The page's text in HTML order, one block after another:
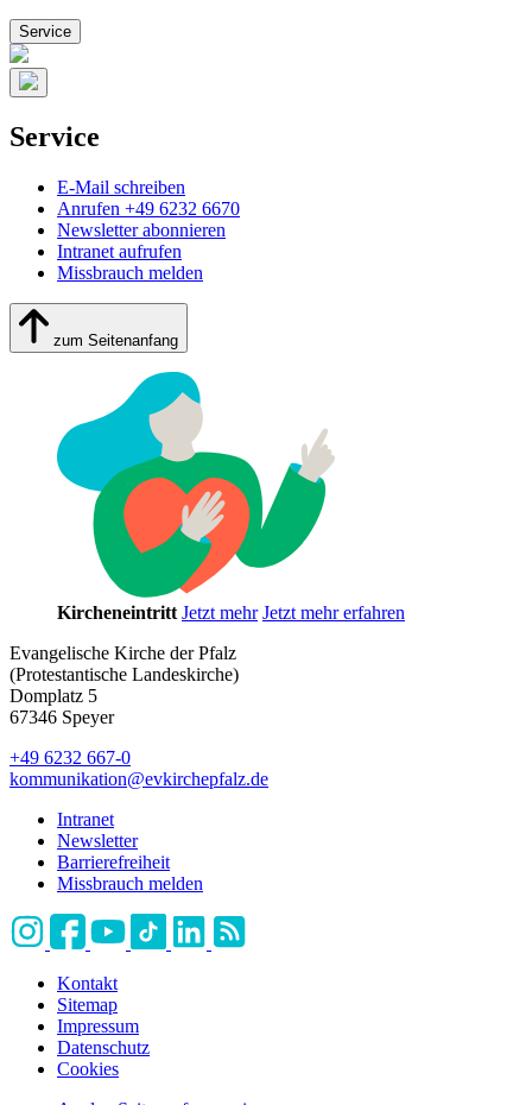
Service
Service
E-Mail schreiben
Anrufen +49 6232 6670
Newsletter abonnieren
Intranet aufrufen
Missbrauch melden
zum Seitenanfang
Kircheneintritt Jetzt mehr Jetzt mehr erfahren
Evangelische Kirche der Pfalz
(Protestantische Landeskirche)
Domplatz 5
67346 Speyer
+49 6232 667-0
kommunikation@evkirchepfalz.de
Intranet
Newsletter
Barrierefreiheit
Missbrauch melden
Kontakt
Sitemap
Impressum
Datenschutz
Cookies